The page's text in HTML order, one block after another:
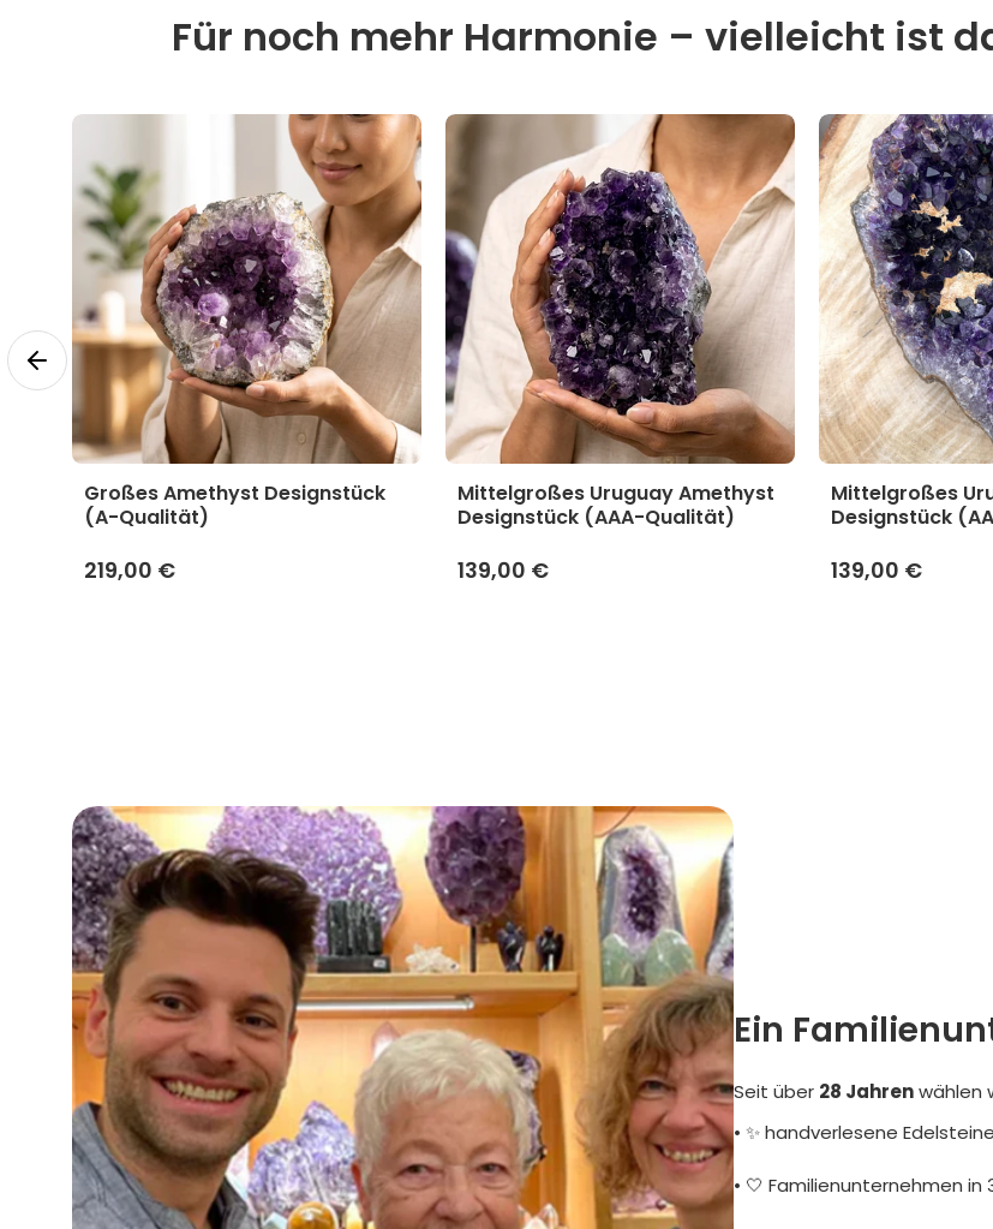
Für noch mehr Harmonie – vielleicht ist
Großes Amethyst Designstück
(A-Qualität)
219,00 €
Mittelgroßes Uruguay Amethyst
Designstück (AAA-Qualität)
139,00 €
Mittelgroßes
Designstück
139,00 €
Ein
Seit über 28 Jahrenwählen
• ✨ handverlesene Edelsteine
• 🤍 Familienunternehmen in